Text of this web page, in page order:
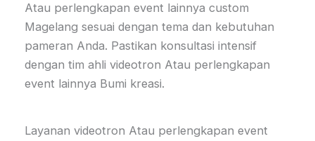
Atau perlengkapan event lainnya custom
Magelang sesuai dengan tema dan kebutuhan
pameran Anda. Pastikan konsultasi intensif
dengan tim ahli videotron Atau perlengkapan
event lainnya Bumi kreasi.
Layanan videotron Atau perlengkapan event